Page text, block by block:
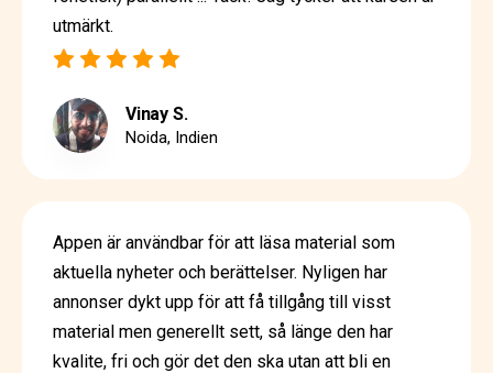
utmärkt.
Vinay S.
Noida, Indien
Appen är användbar för att läsa material som
aktuella nyheter och berättelser. Nyligen har
annonser dykt upp för att få tillgång till visst
material men generellt sett, så länge den har
kvalite, fri och gör det den ska utan att bli en